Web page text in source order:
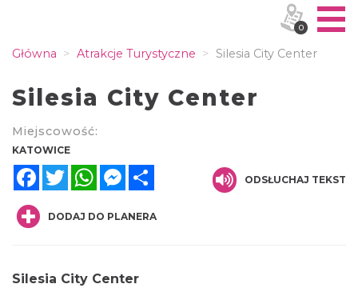
Główna Atrakcje Turystyczne Silesia City Center
Silesia City Center
Miejscowość:
KATOWICE
FacebookTwitterWhatsAppMessenger
ODSŁUCHAJ TEKST
DODAJ DO PLANERA
Silesia City Center
0